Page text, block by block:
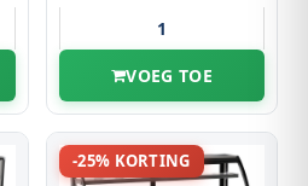
VOEG TOE
-25% KORTING